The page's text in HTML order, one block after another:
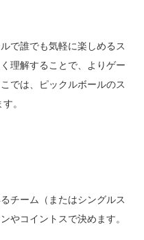
で誰でも気軽に楽しめるス
理解することで、よりゲー
では、ピックルボールのス
。
チーム（またはシングルス
やコイントスで決めます。